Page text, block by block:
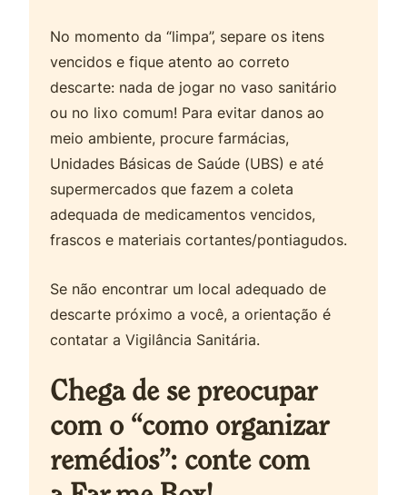
No momento da “limpa”, separe os itens
vencidos e fique atento ao correto
descarte: nada de jogar no vaso sanitário
ou no lixo comum! Para evitar danos ao
meio ambiente, procure farmácias,
Unidades Básicas de Saúde (UBS) e até
supermercados que fazem a coleta
adequada de medicamentos vencidos,
frascos e materiais cortantes/pontiagudos.
Se não encontrar um local adequado de
descarte próximo a você, a orientação é
contatar a Vigilância Sanitária.
Chega de se preocupar
com o “como organizar
remédios”: conte com